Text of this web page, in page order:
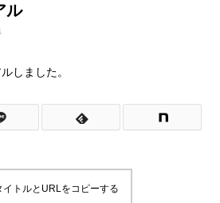
ル
しました。
イトルとURLをコピーする